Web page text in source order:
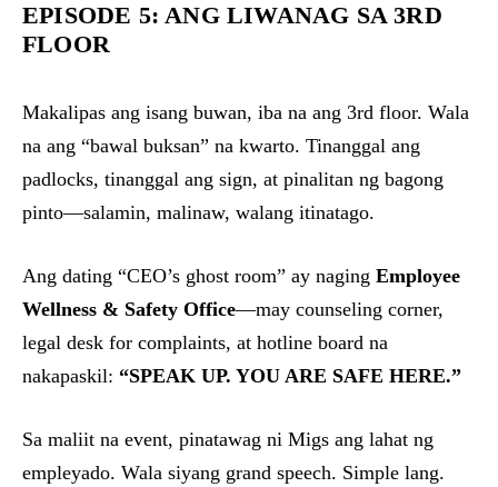
EPISODE 5: ANG LIWANAG SA 3RD
FLOOR
Makalipas ang isang buwan, iba na ang 3rd floor. Wala
na ang “bawal buksan” na kwarto. Tinanggal ang
padlocks, tinanggal ang sign, at pinalitan ng bagong
pinto—salamin, malinaw, walang itinatago.
Ang dating “CEO’s ghost room” ay naging Employee
Wellness & Safety Office—may counseling corner,
legal desk for complaints, at hotline board na
nakapaskil: “SPEAK UP. YOU ARE SAFE HERE.”
Sa maliit na event, pinatawag ni Migs ang lahat ng
empleyado. Wala siyang grand speech. Simple lang.